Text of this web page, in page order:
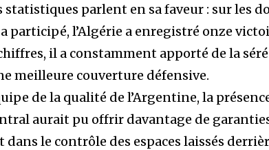
statistiques parlent en sa faveur : sur les
participé, l’Algérie a enregistré onze
il a constamment apporté de la
meilleure couverture défensive.
de la qualité de l’Argentine, la
aurait pu offrir davantage de
le contrôle des espaces laissés